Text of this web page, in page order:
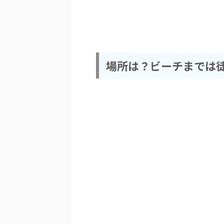
場所は？ビーチまでは